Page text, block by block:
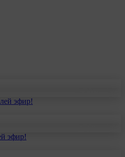
эфир!
эфир!